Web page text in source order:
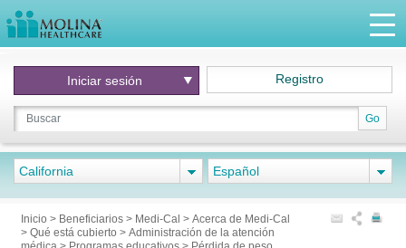
Go
Iniciar sesión Registro
California Español
Inicio > Beneficiarios > Medi-Cal > Acerca de Medi-Cal
> Qué está cubierto > Administración de la atención